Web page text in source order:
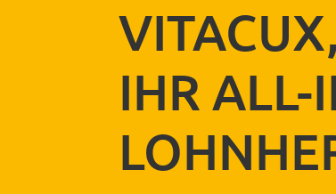
VITACUX,
IHR ALL-